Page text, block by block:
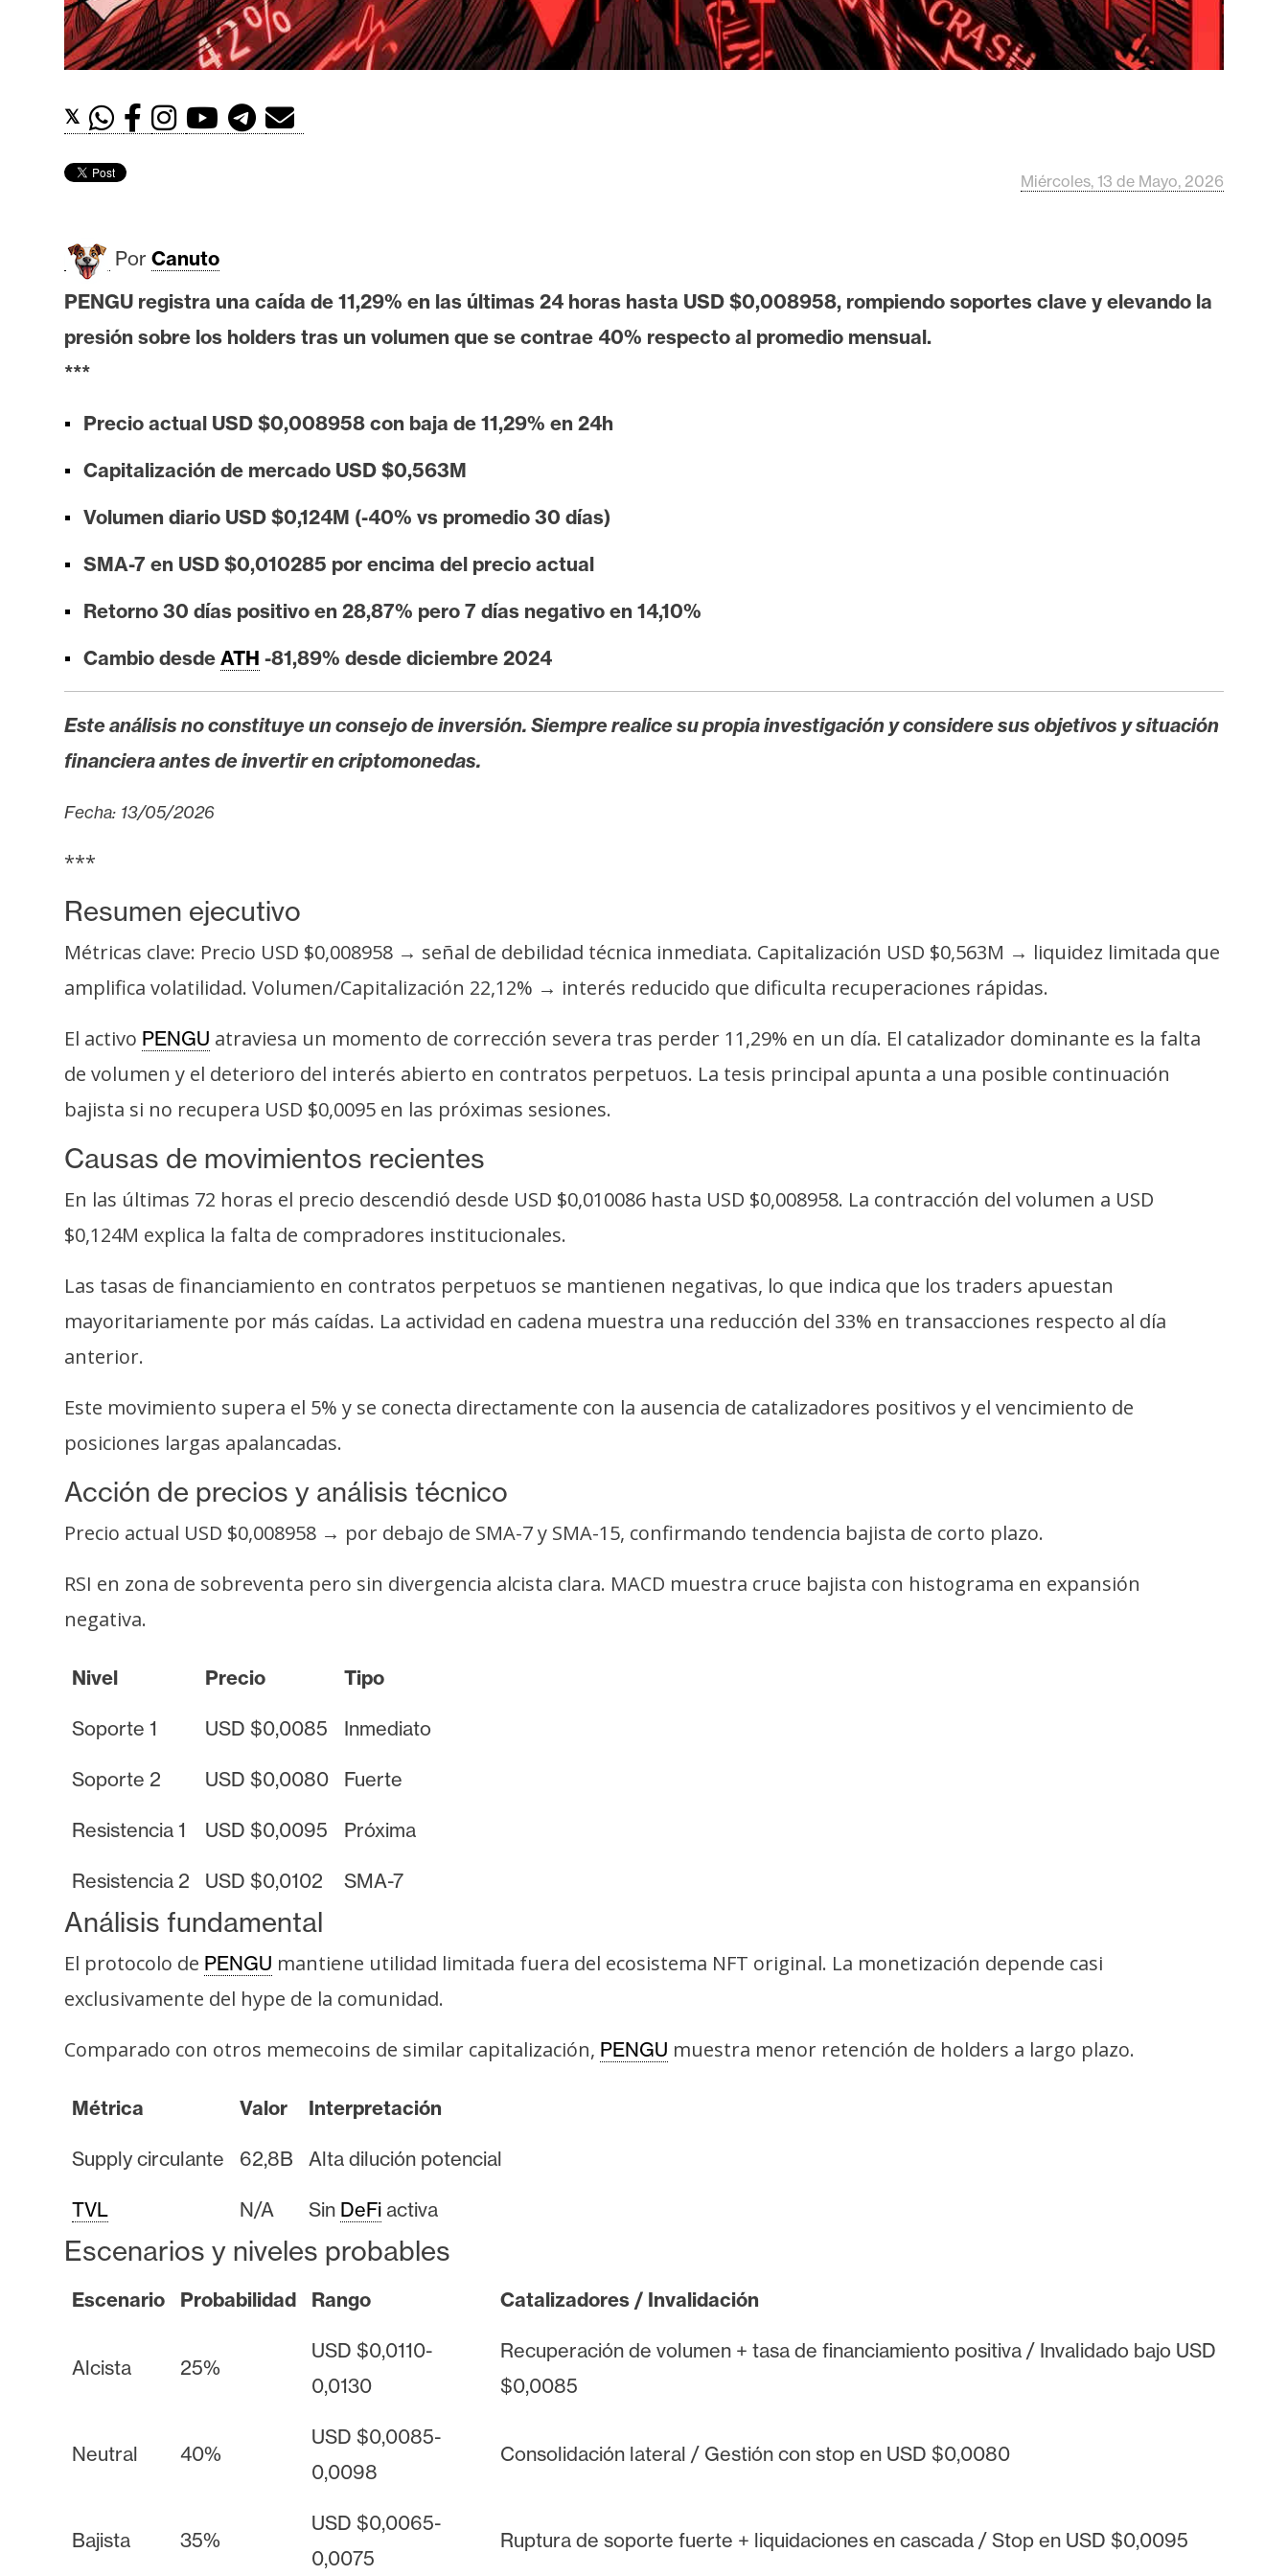
t
h
e
e
m
I
A
A
n
s
s
o
a
s
d
P
e
s
a
T
e
a
s
e
c
r
o
s
o
n
a
t
y
P
b
i
i
a
𝕏
Miércoles, 13 de Mayo, 2026
Por Canuto
PENGU registra una caída de 11,29% en las últimas 24 horas hasta USD $0,008958, rompiendo soportes clave y elevando la
presión sobre los holders tras un volumen que se contrae 40% respecto al promedio mensual.
***
Precio actual USD $0,008958 con baja de 11,29% en 24h
Capitalización de mercado USD $0,563M
Volumen diario USD $0,124M (-40% vs promedio 30 días)
SMA-7 en USD $0,010285 por encima del precio actual
Retorno 30 días positivo en 28,87% pero 7 días negativo en 14,10%
Cambio desde ATH -81,89% desde diciembre 2024
Este análisis no constituye un consejo de inversión. Siempre realice su propia investigación y considere sus objetivos y situación
financiera antes de invertir en criptomonedas.
Fecha: 13/05/2026
***
Resumen ejecutivo
Métricas clave: Precio USD $0,008958 → señal de debilidad técnica inmediata. Capitalización USD $0,563M → liquidez limitada que
amplifica volatilidad. Volumen/Capitalización 22,12% → interés reducido que dificulta recuperaciones rápidas.
El activo PENGU atraviesa un momento de corrección severa tras perder 11,29% en un día. El catalizador dominante es la falta
de volumen y el deterioro del interés abierto en contratos perpetuos. La tesis principal apunta a una posible continuación
bajista si no recupera USD $0,0095 en las próximas sesiones.
Causas de movimientos recientes
En las últimas 72 horas el precio descendió desde USD $0,010086 hasta USD $0,008958. La contracción del volumen a USD
$0,124M explica la falta de compradores institucionales.
Las tasas de financiamiento en contratos perpetuos se mantienen negativas, lo que indica que los traders apuestan
mayoritariamente por más caídas. La actividad en cadena muestra una reducción del 33% en transacciones respecto al día
anterior.
Este movimiento supera el 5% y se conecta directamente con la ausencia de catalizadores positivos y el vencimiento de
posiciones largas apalancadas.
Acción de precios y análisis técnico
Precio actual USD $0,008958 → por debajo de SMA-7 y SMA-15, confirmando tendencia bajista de corto plazo.
RSI en zona de sobreventa pero sin divergencia alcista clara. MACD muestra cruce bajista con histograma en expansión
negativa.
Nivel Precio Tipo
Soporte 1 USD $0,0085 Inmediato
Soporte 2 USD $0,0080 Fuerte
Resistencia 1 USD $0,0095 Próxima
Resistencia 2 USD $0,0102 SMA-7
Análisis fundamental
El protocolo de PENGU mantiene utilidad limitada fuera del ecosistema NFT original. La monetización depende casi
exclusivamente del hype de la comunidad.
Comparado con otros memecoins de similar capitalización, PENGU muestra menor retención de holders a largo plazo.
Métrica Valor Interpretación
Supply circulante 62,8B Alta dilución potencial
TVL N/A Sin DeFi activa
Escenarios y niveles probables
Escenario Probabilidad Rango Catalizadores / Invalidación
Alcista 25%
USD $0,0110-
0,0130
Recuperación de volumen + tasa de financiamiento positiva / Invalidado bajo USD
$0,0085
Neutral 40%
USD $0,0085-
0,0098
Consolidación lateral / Gestión con stop en USD $0,0080
Bajista 35%
USD $0,0065-
0,0075
Ruptura de soporte fuerte + liquidaciones en cascada / Stop en USD $0,0095